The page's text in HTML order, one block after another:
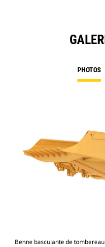
PHOTOS
Benne basculante de tombereau